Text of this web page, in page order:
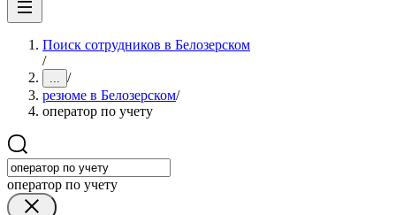
Поиск сотрудников в Белозерском
/
... /
резюме в Белозерском/
оператор по учету
оператор по учету